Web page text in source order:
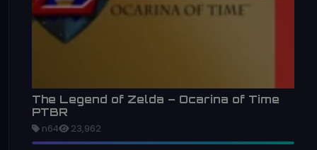
The Legend of Zelda – Ocarina of Time
PTBR
n64 23,962